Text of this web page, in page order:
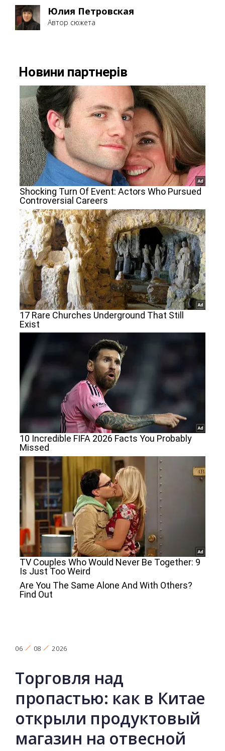
Юлия Петровская
Автор сюжета
06 08 2026
Торговля над
пропастью: как в Китае
открыли продуктовый
магазин на отвесной